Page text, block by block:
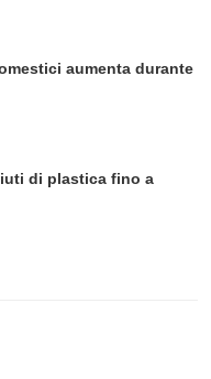
aumenta durante
di plastica fino a